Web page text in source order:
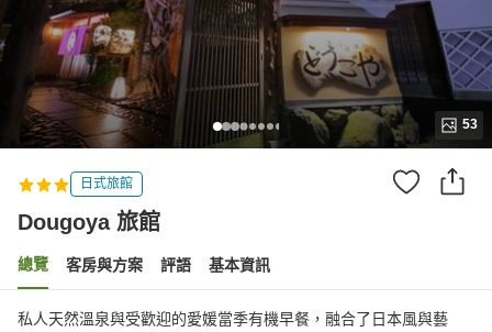
53
日式旅館
Dougoya 旅館
總覽 客房與方案 評語 基本資訊
私人天然溫泉與受歡迎的愛媛當季有機早餐，融合了日本風與藝